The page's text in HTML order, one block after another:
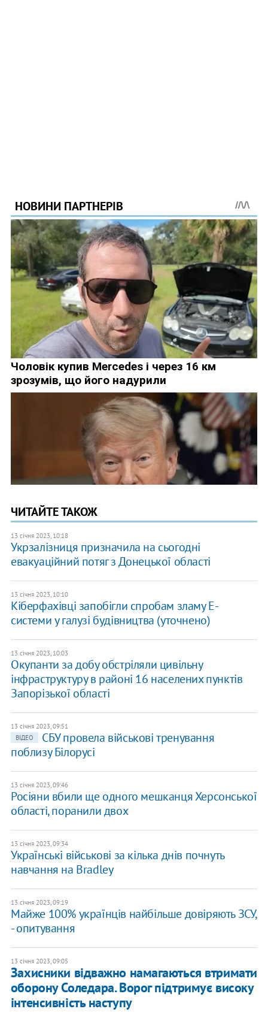
ЧИТАЙТЕ ТАКОЖ
13 січня 2023, 10:18
Укрзалізниця призначила на сьогодні
евакуаційний потяг з Донецької області
13 січня 2023, 10:10
Кіберфахівці запобігли спробам зламу Е-
системи у галузі будівництва (уточнено)
13 січня 2023, 10:03
Окупанти за добу обстріляли цивільну
інфраструктуру в районі 16 населених пунктів
Запорізької області
13 січня 2023, 09:51
ВІДЕО
СБУ провела військові тренування
поблизу Білорусі
13 січня 2023, 09:46
Росіяни вбили ще одного мешканця Херсонської
області, поранили двох
13 січня 2023, 09:34
Українські військові за кілька днів почнуть
навчання на Bradley
13 січня 2023, 09:19
Майже 100% українців найбільше довіряють ЗСУ,
- опитування
13 січня 2023, 09:05
Захисники відважно намагаються втримати
оборону Соледара. Ворог підтримує високу
інтенсивність наступу